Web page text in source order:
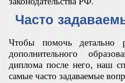
Часто
Чтобы помочь детально
дополнительного
диплома после него, наш
самые часто задаваемые